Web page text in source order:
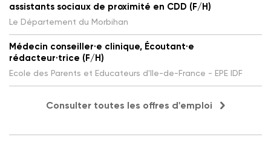
assistants sociaux de proximité en CDD (F/H)
Le Département du Morbihan
Médecin conseiller·e clinique, Écoutant·e
rédacteur·trice (F/H)
Ecole des Parents et Educateurs d'Ile-de-France - EPE IDF
Consulter toutes les offres d'emploi